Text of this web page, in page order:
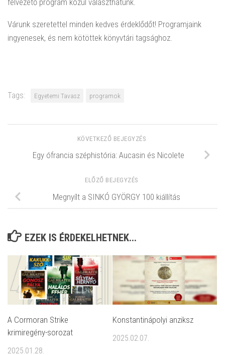
Várunk szeretettel minden kedves érdeklődőt! Programjaink
ingyenesek, és nem kötöttek könyvtári tagsághoz.
Tags: Egyetemi Tavasz programok
KÖVETKEZŐ BEJEGYZÉS
Egy ófrancia széphistória: Aucasin és Nicolete
ELŐZŐ BEJEGYZÉS
Megnyílt a SINKÓ GYÖRGY 100 kiállítás
EZEK IS ÉRDEKELHETNEK...
A Cormoran Strike
krimiregény-sorozat
2025.01.28.
Konstantinápolyi anziksz
2025.02.07.